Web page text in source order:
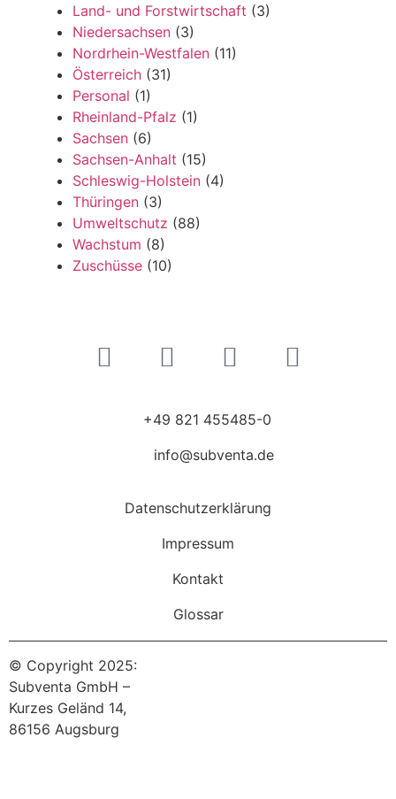
Land- und Forstwirtschaft (3)
Niedersachsen (3)
Nordrhein-Westfalen (11)
Österreich (31)
Personal (1)
Rheinland-Pfalz (1)
Sachsen (6)
Sachsen-Anhalt (15)
Schleswig-Holstein (4)
Thüringen (3)
Umweltschutz (88)
Wachstum (8)
Zuschüsse (10)
+49 821 455485-0
info@subventa.de
Datenschutzerklärung
Impressum
Kontakt
Glossar
© Copyright 2025:
Subventa GmbH –
Kurzes Geländ 14,
86156 Augsburg